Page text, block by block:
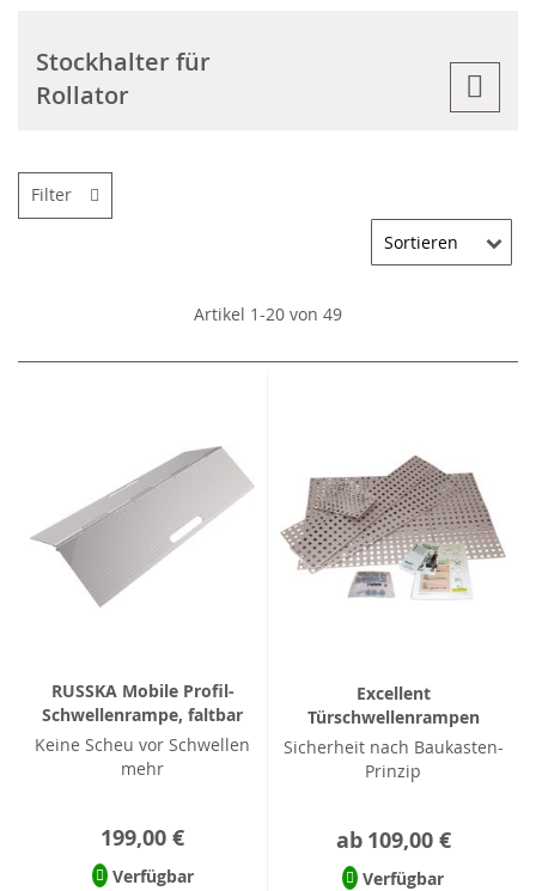
Stockhalter für
Rollator
Artikel 1-20 von 49
RUSSKA Mobile Profil-
Schwellenrampe, faltbar
Keine Scheu vor Schwellen
mehr
199,00 €
Verfügbar
Excellent
Türschwellenrampen
Sicherheit nach Baukasten-
Prinzip
ab 109,00 €
Verfügbar
Filter